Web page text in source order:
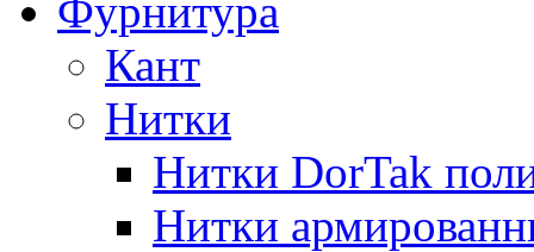
Фурнитура
Кант
Нитки
Нитки DorTak
Нитки